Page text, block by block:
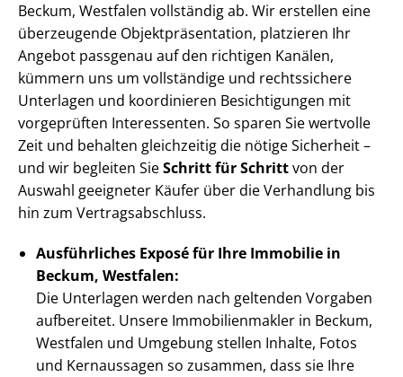
Beckum, Westfalen vollständig ab. Wir erstellen eine
überzeugende Ob­jekt­prä­sen­ta­ti­on, platzieren Ihr
Angebot passgenau auf den richtigen Kanälen,
kümmern uns um vollständige und rechtssichere
Unterlagen und koordinieren Besichtigungen mit
vorgeprüften Interessenten. So sparen Sie wertvolle
Zeit und behalten gleichzeitig die nötige Sicherheit –
und wir begleiten SieSchritt für Schrittvon der
Auswahl geeigneter Käufer über die Verhandlung bis
hin zum Ver­trags­ab­schluss.
Ausführliches Exposé für Ihre Immobilie in
Beckum, Westfalen:
Die Unterlagen werden nach geltenden Vorgaben
aufbereitet. Unsere Im­mo­bi­li­en­mak­ler in Beckum,
Westfalen und Umgebung stellen Inhalte, Fotos
und Kernaussagen so zusammen, dass sie Ihre